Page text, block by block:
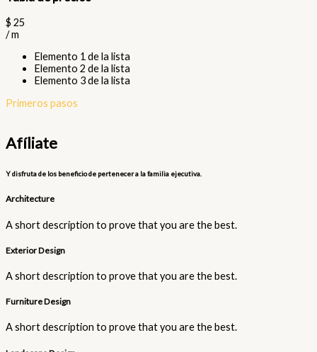
$ 25
/m
Elemento 1 de la lista
Elemento 2 de la lista
Elemento 3 de la lista
Primeros pasos
Afíliate
Y disfruta de los beneficio de pertenecer a la familia ejecutiva.
Architecture​
A short description to prove that you are the best.​
Exterior Design​
A short description to prove that you are the best.​
Furniture Design​
A short description to prove that you are the best.​